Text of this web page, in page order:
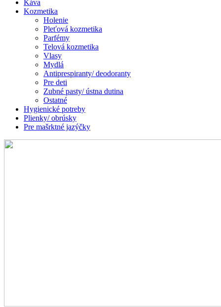
Káva
Kozmetika
Holenie
Pleťová kozmetika
Parfémy
Telová kozmetika
Vlasy
Mydlá
Antiprespiranty/ deodoranty
Pre deti
Zubné pasty/ ústna dutina
Ostatné
Hygienické potreby
Plienky/ obrúsky
Pre mašrktné jazýčky